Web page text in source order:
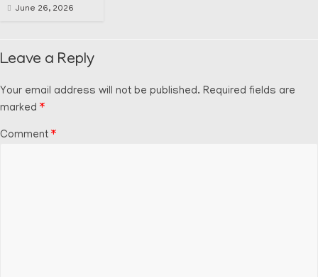
June 26, 2026
Leave a Reply
Your email address will not be published. Required fields are
marked *
Comment *